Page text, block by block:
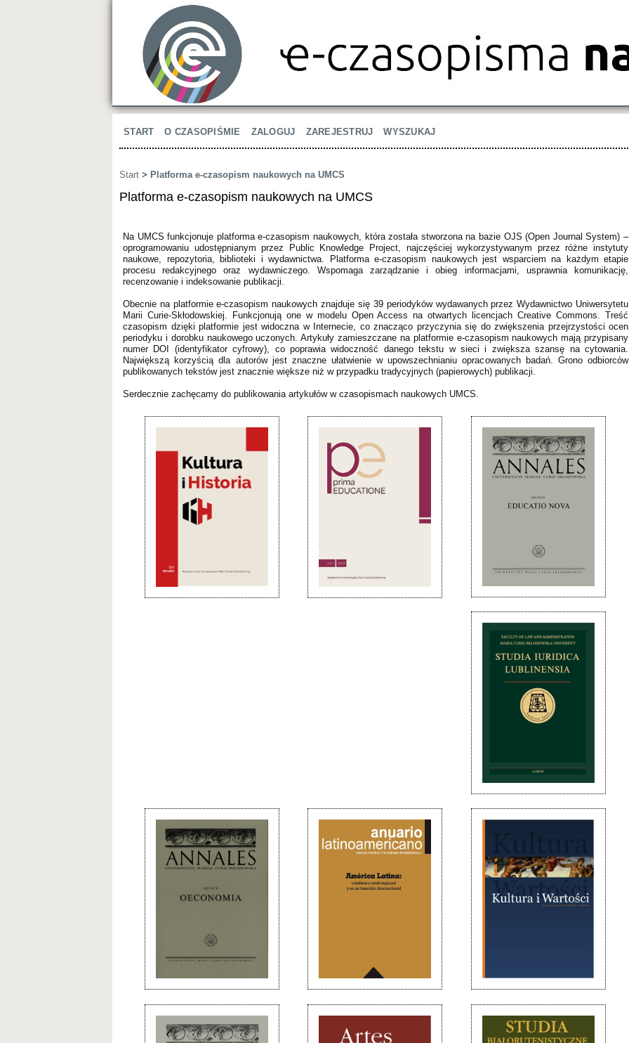
START O CZASOPIŚMIE ZALOGUJ ZAREJESTRUJ WYSZUKAJ
Start > Platforma e-czasopism naukowych na UMCS
Platforma e-czasopism naukowych na UMCS
Na UMCS funkcjonuje platforma e-czasopism naukowych, która została stworzona na bazie OJS (Open Journal System) –
oprogramowaniu udostępnianym przez Public Knowledge Project, najczęściej wykorzystywanym przez różne instytuty
naukowe, repozytoria, biblioteki i wydawnictwa. Platforma e-czasopism naukowych jest wsparciem na każdym etapie
procesu redakcyjnego oraz wydawniczego. Wspomaga zarządzanie i obieg informacjami, usprawnia komunikację,
recenzowanie i indeksowanie publikacji.
Obecnie na platformie e-czasopism naukowych znajduje się 39 periodyków wydawanych przez Wydawnictwo Uniwersytetu
Marii Curie-Skłodowskiej. Funkcjonują one w modelu Open Access na otwartych licencjach Creative Commons. Treść
czasopism dzięki platformie jest widoczna w Internecie, co znacząco przyczynia się do zwiększenia przejrzystości ocen
periodyku i dorobku naukowego uczonych. Artykuły zamieszczane na platformie e-czasopism naukowych mają przypisany
numer DOI (identyfikator cyfrowy), co poprawia widoczność danego tekstu w sieci i zwiększa szansę na cytowania.
Największą korzyścią dla autorów jest znaczne ułatwienie w upowszechnianiu opracowanych badań. Grono odbiorców
publikowanych tekstów jest znacznie większe niż w przypadku tradycyjnych (papierowych) publikacji.
Serdecznie zachęcamy do publikowania artykułów w czasopismach naukowych UMCS.